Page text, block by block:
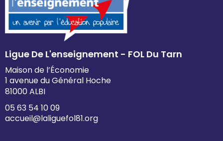
Ligue De L'enseignement - FOL Du Tarn
Maison de l’Économie
1 avenue du Général Hoche
81000 ALBI
05 63 54 10 09
accueil@laliguefol81.org